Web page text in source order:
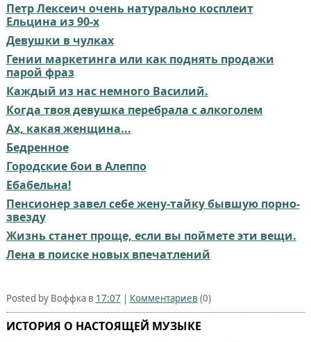
Петр Лексеич очень натурально косплеит
Ельцина из 90-х
Девушки в чулках
Гении маркетинга или как поднять продажи
парой фраз
Каждый из нас немного Василий.
Когда твоя девушка перебрала с алкоголем
Ах, какая женщина...
Бедренное
Городские бои в Алеппо
Ебабельна!
Пенсионер завел себе жену-тайку бывшую порно-
звезду
Жизнь станет проще, если вы поймете эти вещи.
Лена в поиске новых впечатлений
Posted by Воффка в 17:07 | Комментариев (0)
ИСТОРИЯ О НАСТОЯЩЕЙ МУЗЫКЕ